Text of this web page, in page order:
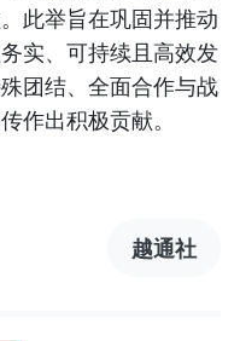
此举旨在巩固并推动
实、可持续且高效发
团结、全面合作与战
作出积极贡献。
越通社